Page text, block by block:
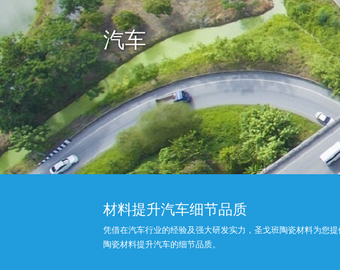
汽车
材料提升汽车细节品质
凭借在汽车行业的经验及强大研发实力，圣戈班陶瓷材料为您
陶瓷材料提升汽车的细节品质。